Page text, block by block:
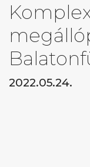
2022.05.24.